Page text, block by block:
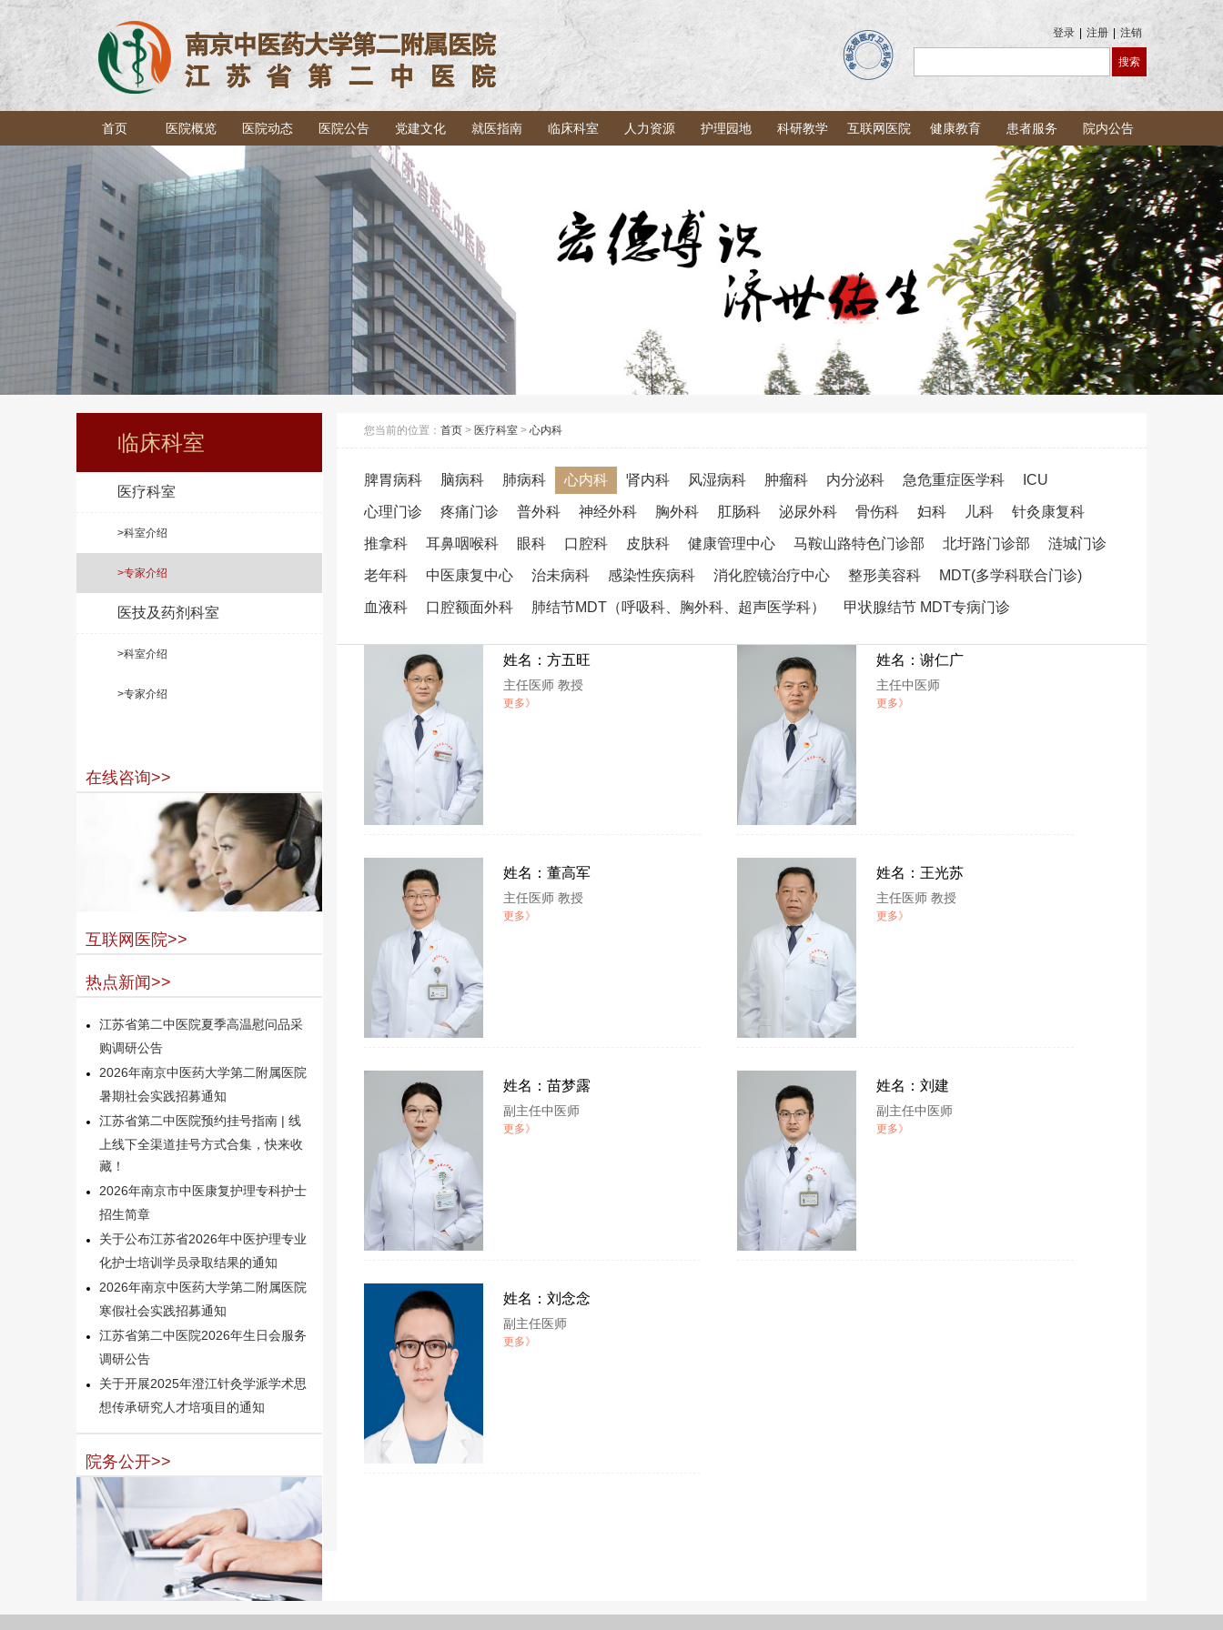
登录 注册 注销
首页 医院概览 医院动态 医院公告 党建文化 就医指南 临床科室 人力资源 护理园地 科研教学 互联网医院 健康教育 患者服务 院内公告
临床科室
医疗科室
>科室介绍
>专家介绍
医技及药剂科室
>科室介绍
>专家介绍
在线咨询>>
互联网医院>>
热点新闻>>
江苏省第二中医院夏季高温慰问品采
购调研公告
2026年南京中医药大学第二附属医院
暑期社会实践招募通知
江苏省第二中医院预约挂号指南 | 线
上线下全渠道挂号方式合集，快来收
藏！
2026年南京市中医康复护理专科护士
招生简章
关于公布江苏省2026年中医护理专业
化护士培训学员录取结果的通知
2026年南京中医药大学第二附属医院
寒假社会实践招募通知
江苏省第二中医院2026年生日会服务
调研公告
关于开展2025年澄江针灸学派学术思
想传承研究人才培项目的通知
院务公开>>
您当前的位置： 首页 > 医疗科室 > 心内科
脾胃病科 脑病科 肺病科 心内科 肾内科 风湿病科 肿瘤科 内分泌科 急危重症医学科 ICU
心理门诊 疼痛门诊 普外科 神经外科 胸外科 肛肠科 泌尿外科 骨伤科 妇科 儿科 针灸康复科
推拿科 耳鼻咽喉科 眼科 口腔科 皮肤科 健康管理中心 马鞍山路特色门诊部 北圩路门诊部 涟城门诊
老年科 中医康复中心 治未病科 感染性疾病科 消化腔镜治疗中心 整形美容科 MDT(多学科联合门诊)
血液科 口腔额面外科 肺结节MDT（呼吸科、胸外科、超声医学科） 甲状腺结节 MDT专病门诊
姓名：方五旺
主任医师 教授
更多》
姓名：谢仁广
主任中医师
更多》
姓名：董高军
主任医师 教授
更多》
姓名：王光苏
主任医师 教授
更多》
姓名：苗梦露
副主任中医师
更多》
姓名：刘建
副主任中医师
更多》
姓名：刘念念
副主任医师
更多》